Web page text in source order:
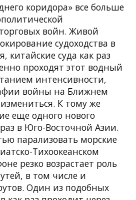
коридора» все больше
войн. Живой
судоходства в
китайские суда как раз
проходят этот водный
интенсивности,
войны на Ближнем
К тому же
еще одного нового
в Юго-Восточной Азии.
парализовать морские
Тихоокеанском
резко возрастает роль
в том числе и
Один из подобных